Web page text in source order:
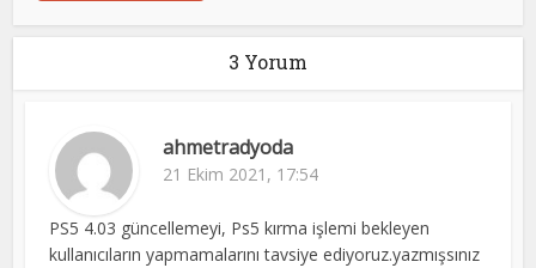
3 Yorum
ahmetradyoda
21 Ekim 2021, 17:54
PS5 4.03 güncellemeyi, Ps5 kırma işlemi bekleyen
kullanıcıların yapmamalarını tavsiye ediyoruz.yazmışsınız